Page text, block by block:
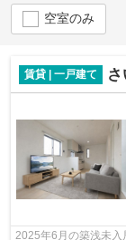
空室のみ
賃貸 | 一戸建て
2025年6月の築浅未